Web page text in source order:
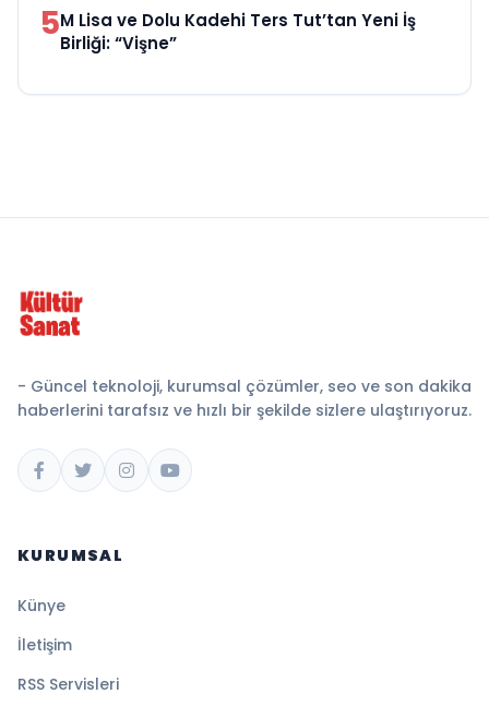
5M Lisa ve Dolu Kadehi Ters Tut’tan Yeni İş
Birliği: “Vişne”
- Güncel teknoloji, kurumsal çözümler, seo ve son dakika
haberlerini tarafsız ve hızlı bir şekilde sizlere ulaştırıyoruz.
KURUMSAL
Künye
İletişim
RSS Servisleri